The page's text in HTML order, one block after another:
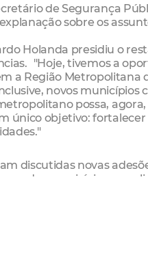
de Segurança
sobre os
Holanda presidiu o
"Hoje, tivemos a
a Região Metropolitana
novos municípios
possa,
único objetivo:
discutidas novas
dos municípios, a